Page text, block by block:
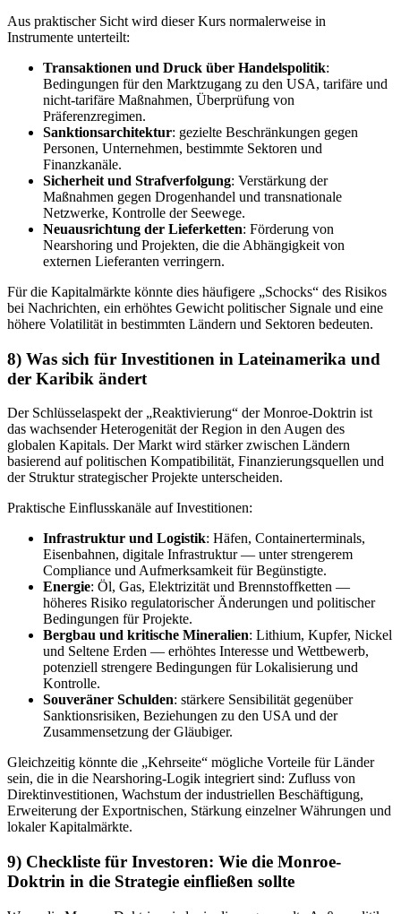
Aus praktischer Sicht wird dieser Kurs normalerweise in
Instrumente unterteilt:
Transaktionen und Druck über Handelspolitik:
Bedingungen für den Marktzugang zu den USA, tarifäre und
nicht-tarifäre Maßnahmen, Überprüfung von
Präferenzregimen.
Sanktionsarchitektur: gezielte Beschränkungen gegen
Personen, Unternehmen, bestimmte Sektoren und
Finanzkanäle.
Sicherheit und Strafverfolgung: Verstärkung der
Maßnahmen gegen Drogenhandel und transnationale
Netzwerke, Kontrolle der Seewege.
Neuausrichtung der Lieferketten: Förderung von
Nearshoring und Projekten, die die Abhängigkeit von
externen Lieferanten verringern.
Für die Kapitalmärkte könnte dies häufigere „Schocks“ des Risikos
bei Nachrichten, ein erhöhtes Gewicht politischer Signale und eine
höhere Volatilität in bestimmten Ländern und Sektoren bedeuten.
8) Was sich für Investitionen in Lateinamerika und
der Karibik ändert
Der Schlüsselaspekt der „Reaktivierung“ der Monroe-Doktrin ist
das wachsender Heterogenität der Region in den Augen des
globalen Kapitals. Der Markt wird stärker zwischen Ländern
basierend auf politischen Kompatibilität, Finanzierungsquellen und
der Struktur strategischer Projekte unterscheiden.
Praktische Einflusskanäle auf Investitionen:
Infrastruktur und Logistik: Häfen, Containerterminals,
Eisenbahnen, digitale Infrastruktur — unter strengerem
Compliance und Aufmerksamkeit für Begünstigte.
Energie: Öl, Gas, Elektrizität und Brennstoffketten —
höheres Risiko regulatorischer Änderungen und politischer
Bedingungen für Projekte.
Bergbau und kritische Mineralien: Lithium, Kupfer, Nickel
und Seltene Erden — erhöhtes Interesse und Wettbewerb,
potenziell strengere Bedingungen für Lokalisierung und
Kontrolle.
Souveräner Schulden: stärkere Sensibilität gegenüber
Sanktionsrisiken, Beziehungen zu den USA und der
Zusammensetzung der Gläubiger.
Gleichzeitig könnte die „Kehrseite“ mögliche Vorteile für Länder
sein, die in die Nearshoring-Logik integriert sind: Zufluss von
Direktinvestitionen, Wachstum der industriellen Beschäftigung,
Erweiterung der Exportnischen, Stärkung einzelner Währungen und
lokaler Kapitalmärkte.
9) Checkliste für Investoren: Wie die Monroe-
Doktrin in die Strategie einfließen sollte